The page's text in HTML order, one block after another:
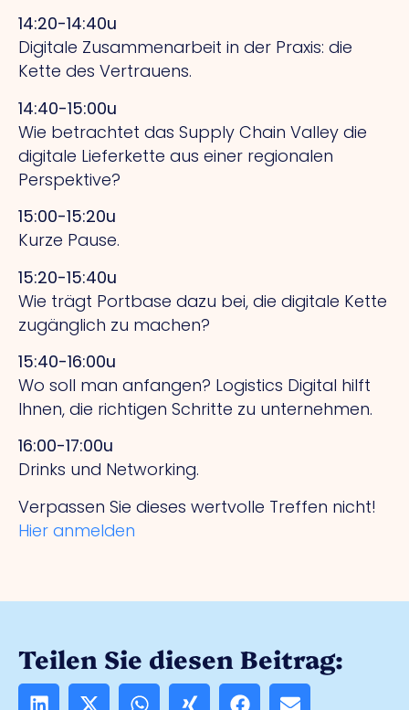
14:20-14:40u
Digitale Zusammenarbeit in der Praxis: die
Kette des Vertrauens.
14:40-15:00u
Wie betrachtet das Supply Chain Valley die
digitale Lieferkette aus einer regionalen
Perspektive?
15:00-15:20u
Kurze Pause.
15:20-15:40u
Wie trägt Portbase dazu bei, die digitale Kette
zugänglich zu machen?
15:40-16:00u
Wo soll man anfangen? Logistics Digital hilft
Ihnen, die richtigen Schritte zu unternehmen.
16:00-17:00u
Drinks und Networking.
Verpassen Sie dieses wertvolle Treffen nicht!
Hier anmelden
Teilen Sie diesen Beitrag: